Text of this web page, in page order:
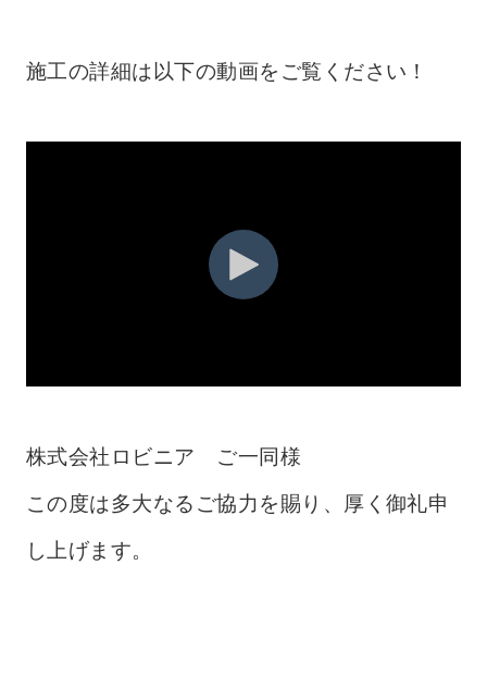
施工の詳細は以下の動画をご覧ください！
株式会社ロビニア ご一同様
この度は多大なるご協力を賜り、厚く御礼申
し上げます。